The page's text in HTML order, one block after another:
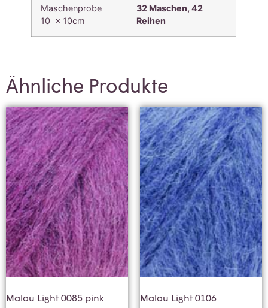
Maschenprobe
10 x 10cm
32 Maschen, 42
Reihen
Ähnliche Produkte
Malou Light 0085 pink Malou Light 0106